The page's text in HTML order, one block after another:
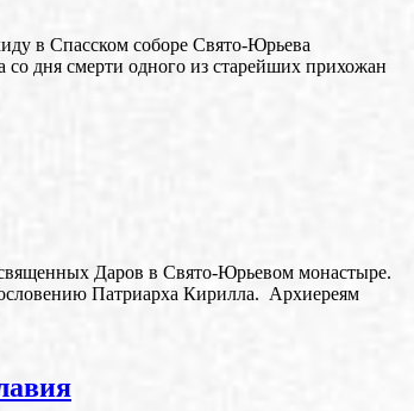
в Спасском соборе Свято-Юрьева
дня смерти одного из старейших прихожан
Даров в Свято-Юрьевом монастыре.
Патриарха Кирилла. Архиереям